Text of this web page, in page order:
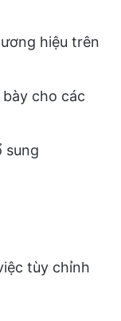
hiệu trên
cho các
sung
tùy chỉnh